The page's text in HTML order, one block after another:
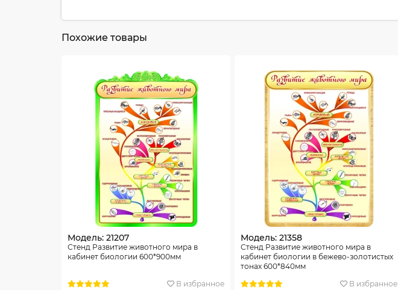
Похожие товары
Модель: 21207
Стенд Развитие животного мира в
кабинет биологии 600*900мм
В избранное
Модель: 21358
Стенд Развитие животного мира в
кабинет биологии в бежево-золотистых
тонах 600*840мм
В избранное